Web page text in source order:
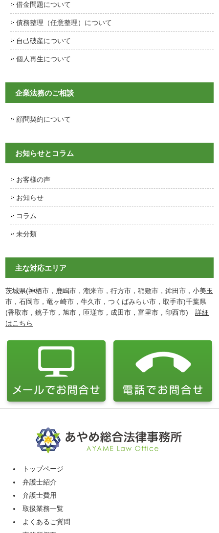
借金問題について
債務整理（任意整理）について
自己破産について
個人再生について
企業法務のご相談
顧問契約について
お知らせとコラム
お客様の声
お知らせ
コラム
未分類
主な対応エリア
茨城県(神栖市，鹿嶋市，潮来市，行方市，稲敷市，鉾田市，小美玉
市，石岡市，竜ヶ崎市，牛久市，つくばみらい市，取手市)千葉県
(香取市，銚子市，旭市，匝瑳市，成田市，富里市，印西市)詳細
はこちら
トップページ
弁護士紹介
弁護士費用
取扱業務一覧
よくあるご質問